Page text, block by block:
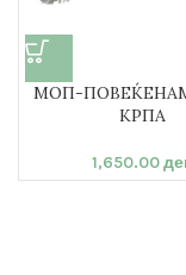
МОП-
КРПА
1,650.00